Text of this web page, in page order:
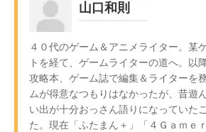
山口和則
４０代のゲーム＆アニメライター。某
トを経て、ゲームライターの道へ。以
攻略本、ゲーム誌で編集＆ライターを
ムが得意なつもりはなかったが、昔遊
い出が十分おっさん語りになっていた
た。現在「ふたまん＋」「４Ｇａｍｅ